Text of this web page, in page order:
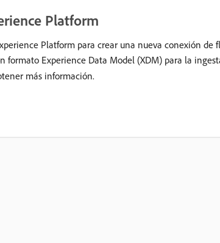
Platform
Platform para crear una nueva conexión
formato Experience Data Model (XDM) para la
más información.